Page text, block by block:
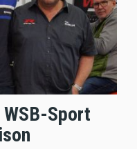
Sport